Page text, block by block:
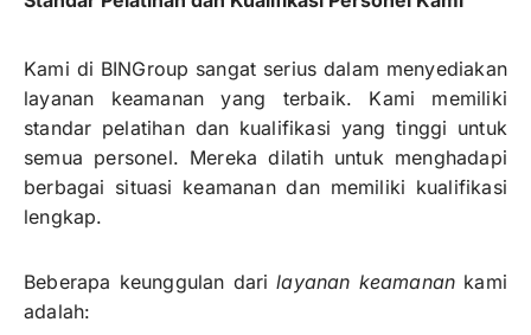
Kami di BINGroup sangat serius dalam menyediakan
layanan keamanan yang terbaik. Kami memiliki
standar pelatihan dan kualifikasi yang tinggi untuk
semua personel. Mereka dilatih untuk menghadapi
berbagai situasi keamanan dan memiliki kualifikasi
lengkap.
Beberapa keunggulan darilayanan keamanan kami
adalah: